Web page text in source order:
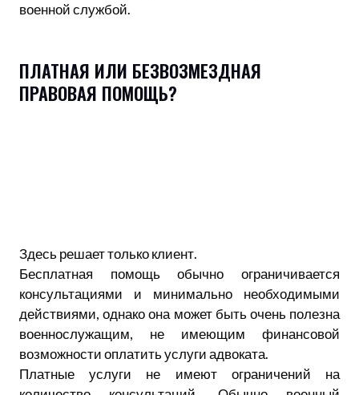
военной службой.
ПЛАТНАЯ ИЛИ БЕЗВОЗМЕЗДНАЯ
ПРАВОВАЯ ПОМОЩЬ?
Здесь решает только клиент.
Бесплатная помощь обычно ограничивается
консультациями и минимально необходимыми
действиями, однако она может быть очень полезна
военнослужащим, не имеющим финансовой
возможности оплатить услуги адвоката.
Платные услуги не имеют ограничений на